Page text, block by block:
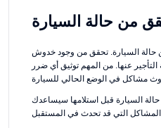
من حالة السيارة
حالة السيارة. تحقق من وجود خدوش
عنها. من المهم توثيق أي ضرر
السيارة قبل استلامها سيساعدك